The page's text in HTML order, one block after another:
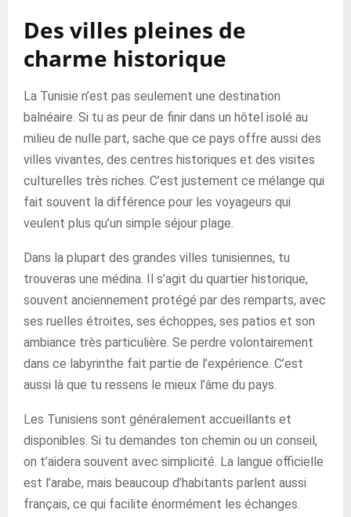
Des villes pleines de
charme historique
La Tunisie n’est pas seulement une destination
balnéaire. Si tu as peur de finir dans un hôtel isolé au
milieu de nulle part, sache que ce pays offre aussi des
villes vivantes, des centres historiques et des visites
culturelles très riches. C’est justement ce mélange qui
fait souvent la différence pour les voyageurs qui
veulent plus qu’un simple séjour plage.
Dans la plupart des grandes villes tunisiennes, tu
trouveras une médina. Il s’agit du quartier historique,
souvent anciennement protégé par des remparts, avec
ses ruelles étroites, ses échoppes, ses patios et son
ambiance très particulière. Se perdre volontairement
dans ce labyrinthe fait partie de l’expérience. C’est
aussi là que tu ressens le mieux l’âme du pays.
Les Tunisiens sont généralement accueillants et
disponibles. Si tu demandes ton chemin ou un conseil,
on t’aidera souvent avec simplicité. La langue officielle
est l’arabe, mais beaucoup d’habitants parlent aussi
français, ce qui facilite énormément les échanges.